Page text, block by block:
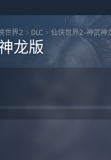
世界2 > DLC > 仙侠世界2-神武神
龙版